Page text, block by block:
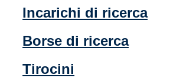
Incarichi di ricerca
Borse di ricerca
Tirocini